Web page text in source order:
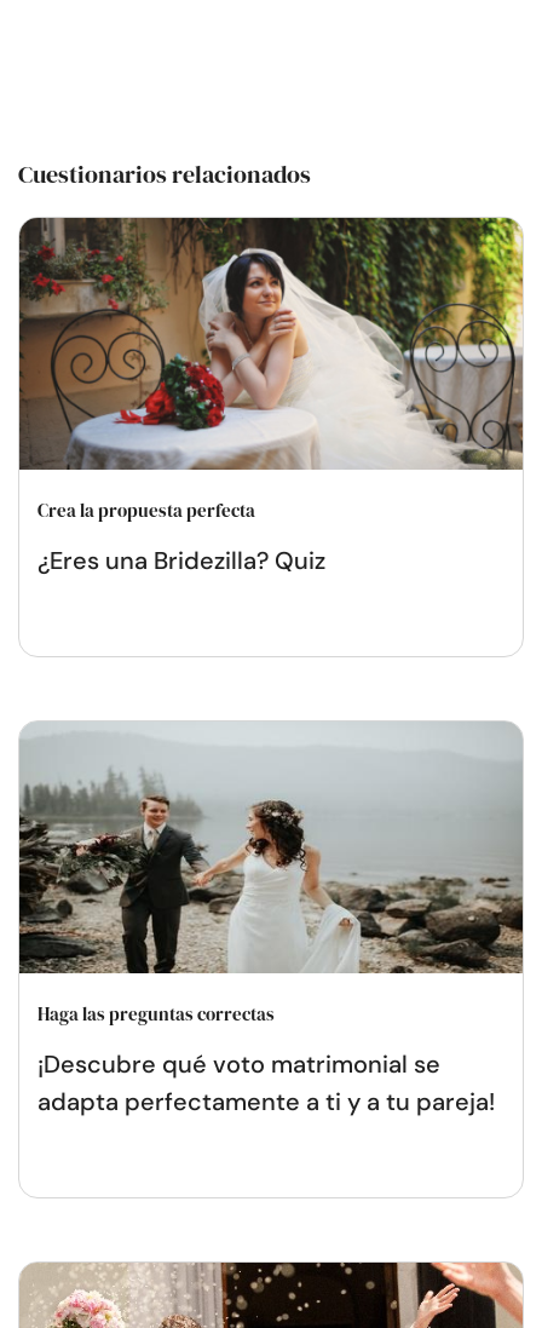
Cuestionarios relacionados
Crea la propuesta perfecta
¿Eres una Bridezilla? Quiz
Haga las preguntas correctas
¡Descubre qué voto matrimonial se
adapta perfectamente a ti y a tu pareja!